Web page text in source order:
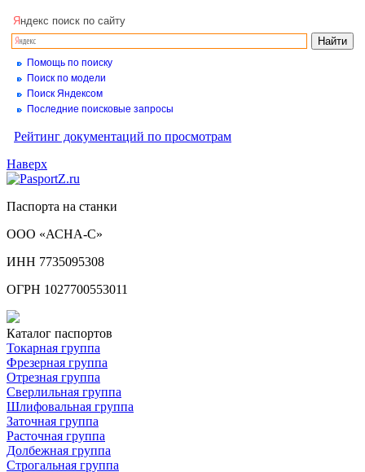
Яндекс поиск по сайту
Помощь по поиску
Поиск по модели
Поиск Яндексом
Последние поисковые запросы
Рейтинг документаций по просмотрам
Наверх
Паспорта на станки
ООО «АСНА-С»
ИНН 7735095308
ОГРН 1027700553011
Каталог паспортов
Токарная группа
Фрезерная группа
Отрезная группа
Сверлильная группа
Шлифовальная группа
Заточная группа
Расточная группа
Долбежная группа
Строгальная группа